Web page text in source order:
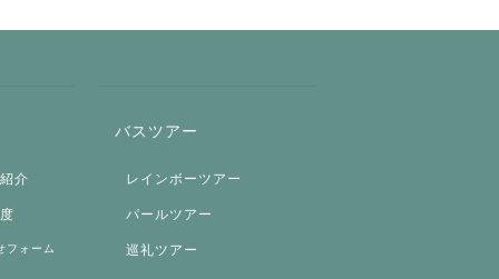
介
フォーム
バスツアー
レインボーツアー
パールツアー
巡礼ツアー